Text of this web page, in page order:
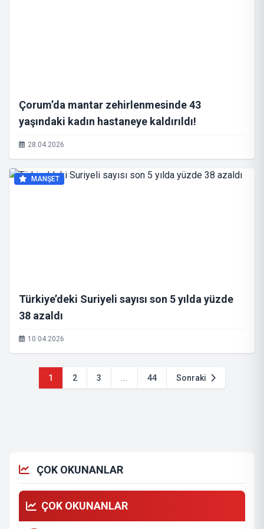
Çorum’da mantar zehirlenmesinde 43
yaşındaki kadın hastaneye kaldırıldı!
28.04.2026
MANŞET
Türkiye’deki Suriyeli sayısı son 5 yılda yüzde
38 azaldı
10.04.2026
1 2 3 ... 44 Sonraki
ÇOK OKUNANLAR
ÇOK OKUNANLAR